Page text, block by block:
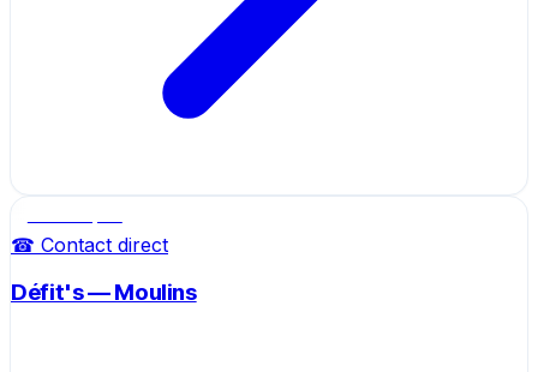
☎ Contact direct
Défit's — Moulins